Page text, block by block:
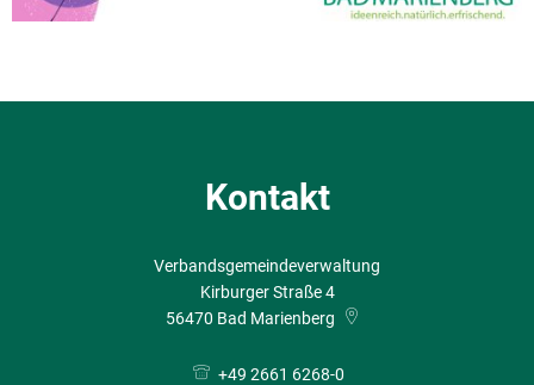
Kontakt
Verbandsgemeindeverwaltung
Kirburger Straße 4
56470 Bad Marienberg
+49 2661 6268-0